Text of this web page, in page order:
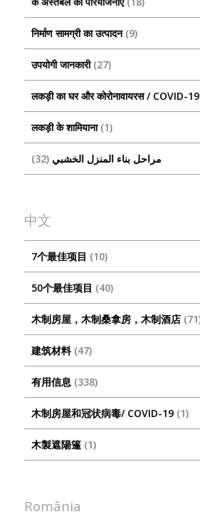
निर्माण सामग्री का उत्पादन 9
उपयोगी जानकारी 27
लकड़ी का घर और कोरोनावायरस / COVID-19
लकड़ी के शामियाना 1
مراحل بناء المنزل الخشبي 32
中文
7个最佳项目 10
50个最佳项目 40
木制房屋，木制桑拿房，木制酒店 71
建筑材料 47
有用信息 338
木制房屋和冠状病毒/ COVID-19 1
木製遮陽篷 1
România